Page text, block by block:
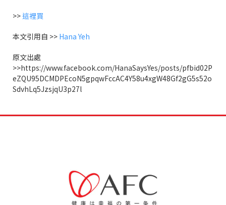
>>這裡買
本文引用自 >> Hana Yeh
原文出處
>>https://www.facebook.com/HanaSaysYes/posts/pfbid02P
eZQU95DCMDPEcoN5gpqwFccAC4Y58u4xgW48Gf2gG5s52o
SdvhLq5JzsjqU3p27l